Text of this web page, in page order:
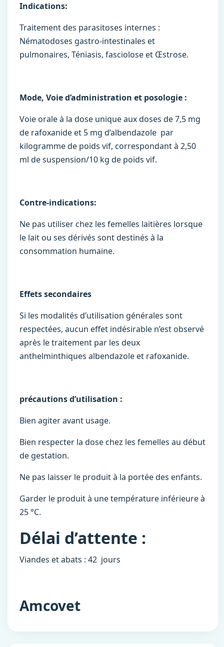
Indications:
Traitement des parasitoses internes :
Nématodoses gastro-intestinales et
pulmonaires, Téniasis, fasciolose et Œstrose.
Mode, Voie d’administration et posologie :
Voie orale à la dose unique aux doses de 7,5 mg
de rafoxanide et 5 mg d’albendazole par
kilogramme de poids vif, correspondant à 2,50
ml de suspension/10 kg de poids vif.
Contre-indications:
Ne pas utiliser chez les femelles laitières lorsque
le lait ou ses dérivés sont destinés à la
consommation humaine.
Effets secondaires
Si les modalités d’utilisation générales sont
respectées, aucun effet indésirable n’est observé
après le traitement par les deux
anthelminthiques albendazole et rafoxanide.
précautions d’utilisation :
Bien agiter avant usage.
Bien respecter la dose chez les femelles au début
de gestation.
Ne pas laisser le produit à la portée des enfants.
Garder le produit à une température inférieure à
25 °C.
Délai d’attente :
Viandes et abats : 42 jours
Amcovet